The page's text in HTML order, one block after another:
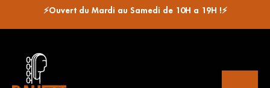
⚡Ouvert du Mardi au Samedi de 10H a 19H !⚡